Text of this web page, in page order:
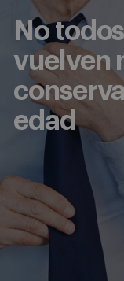
No
vuelven
edad